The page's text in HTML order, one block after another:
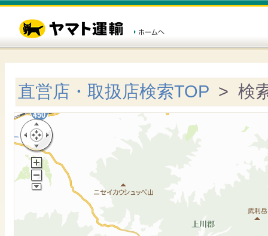
直営店・取扱店検索TOP > 検